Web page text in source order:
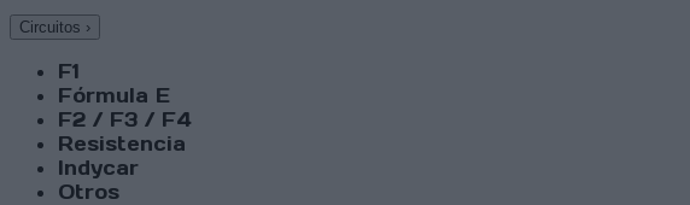
Circuitos ›
F1
Fórmula E
F2 / F3 / F4
Resistencia
Indycar
Otros